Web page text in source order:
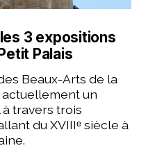
3 expositions
Palais
Beaux-Arts de la
un
travers trois
du XVIIIᵉ siècle à